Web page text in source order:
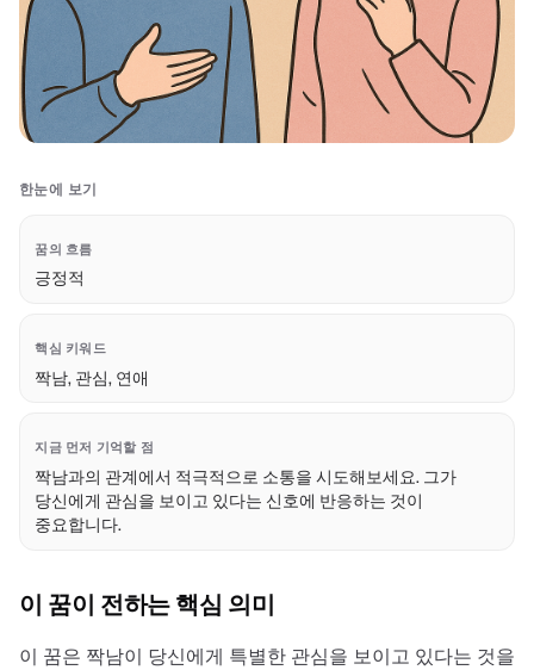
한눈에 보기
꿈의 흐름
긍정적
핵심 키워드
짝남, 관심, 연애
지금 먼저 기억할 점
짝남과의 관계에서 적극적으로 소통을 시도해보세요. 그가
당신에게 관심을 보이고 있다는 신호에 반응하는 것이
중요합니다.
이 꿈이 전하는 핵심 의미
이 꿈은 짝남이 당신에게 특별한 관심을 보이고 있다는 것을